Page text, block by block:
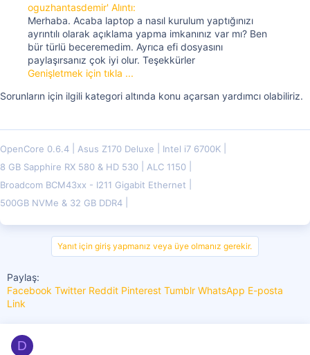
oguzhantasdemir' Alıntı:
Merhaba. Acaba laptop a nasıl kurulum yaptığınızı
ayrıntılı olarak açıklama yapma imkanınız var mı? Ben
bür türlü beceremedim. Ayrıca efi dosyasını
paylaşırsanız çok iyi olur. Teşekkürler
Genişletmek için tıkla ...
Sorunların için ilgili kategori altında konu açarsan yardımcı olabiliriz.
OpenCore 0.6.4 Asus Z170 Deluxe
Intel i7 6700K
8 GB Sapphire RX 580 & HD 530
ALC 1150
Broadcom BCM43xx - I211 Gigabit Ethernet
500GB NVMe & 32 GB DDR4
Yanıt için giriş yapmanız veya üye olmanız gerekir.
Paylaş:
Facebook Twitter Reddit Pinterest Tumblr WhatsApp E-posta
Link
D